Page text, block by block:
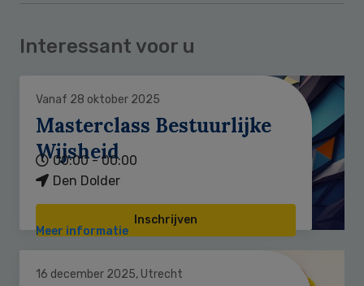
Interessant voor u
Vanaf 28 oktober 2025
Masterclass Bestuurlijke
Wijsheid
00:00 - 00:00
Den Dolder
Inschrijven
Meer informatie
16 december 2025, Utrecht